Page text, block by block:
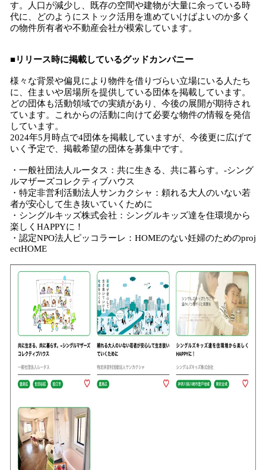
す。人口が減少し、既存の空間や建物が大量に余っている時
代に、どのようにストック活用を進めていけばよいのか多く
の物件所有者や不動産会社が模索しています。
■リリース時に掲載しているグッドカンパニー
様々な背景や偏見により物件を借りづらい立場にいる人たち
に、住まいや居場所を提供している団体を掲載しています。
どの団体も活動領域での実績があり、今後の展開が期待され
ています。これからの活動に向けて必要な物件の情報を発信
しています。
2024年5月時点で4団体を掲載していますが、今後更に広げて
いく予定で、掲載希望の団体を募集中です。
・一般社団法人ルータス：共に生きる、共に暮らす。-シング
ルマザーズコレクティブハウス
・特定非営利活動法人サンカクシャ：頼れる大人のいない若
者が安心して生き抜いていくために
・シングルキッズ株式会社：シングルキッズ達を住環境から
楽しくHAPPYに！
・認定NPO法人ピッコラーレ：HOMEのない妊婦のためのproj
ectHOME